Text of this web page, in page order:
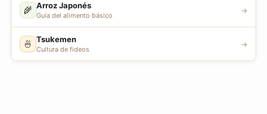
🌾 Arroz Japonés
Guía del alimento básico
→
🍜 Tsukemen
Cultura de fideos
→